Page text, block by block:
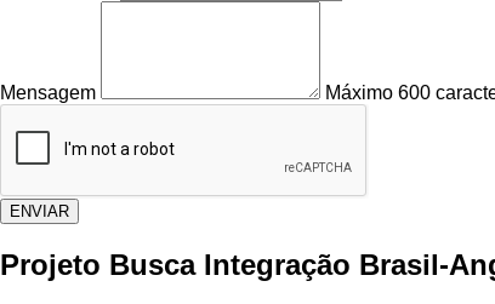
Mensagem Máximo 600
ENVIAR
Projeto Busca Integração Brasil-